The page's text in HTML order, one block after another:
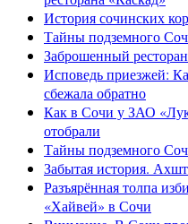
История сочинских
Тайны подземного
Заброшенный
Исповедь приезжей:
сбежала обратно
Как в Сочи у ЗАО
отобрали
Тайны подземного
Забытая история.
Разъярённая толпа
«Хайвей» в Сочи